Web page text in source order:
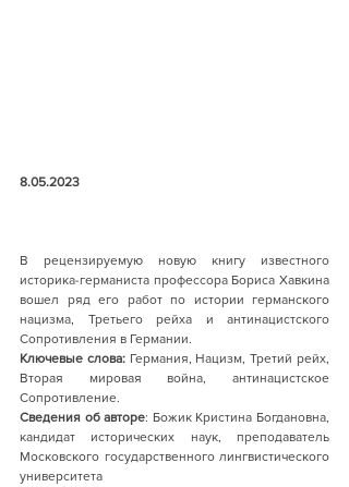
8.05.2023
В рецензируемую новую книгу известного
историка-германиста профессора Бориса Хавкина
вошел ряд его работ по истории германского
нацизма, Третьего рейха и антинацистского
Сопротивления в Германии.
Ключевые слова: Германия, Нацизм, Третий рейх,
Вторая мировая война, антинацистское
Сопротивление.
Сведения об авторе: Божик Кристина Богдановна,
кандидат исторических наук, преподаватель
Московского государственного лингвистического
университета